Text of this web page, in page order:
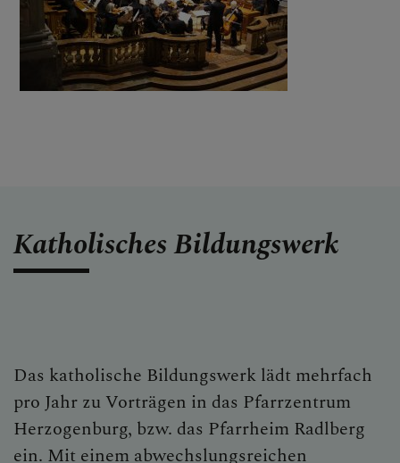
Katholisches Bildungswerk
Das katholische Bildungswerk lädt mehrfach
pro Jahr zu Vorträgen in das Pfarrzentrum
Herzogenburg, bzw. das Pfarrheim Radlberg
ein. Mit einem abwechslungsreichen